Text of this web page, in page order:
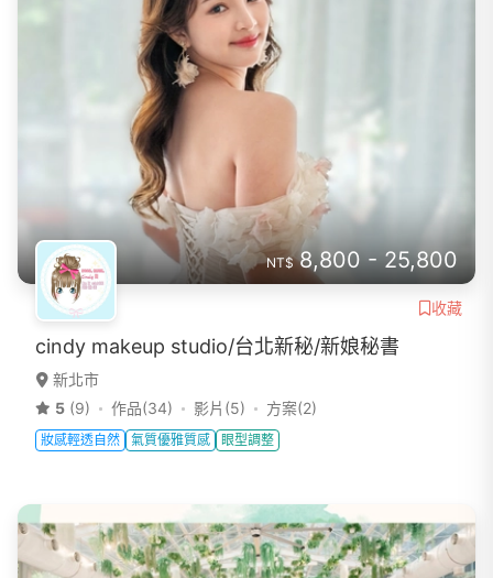
NT$ 8,800 - 25,800
收藏
cindy makeup studio/台北新秘/新娘秘書
新北市
5 (9) 作品(34) 影片(5) 方案(2)
妝感輕透自然 氣質優雅質感 眼型調整